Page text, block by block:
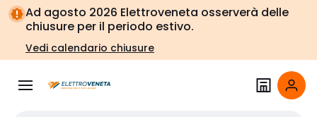
Vai alla
navigazione
Vai
alla
pagina
Ad agosto 2026 Elettroveneta osserverà delle
chiusure per il periodo estivo.
Vedi calendario chiusure